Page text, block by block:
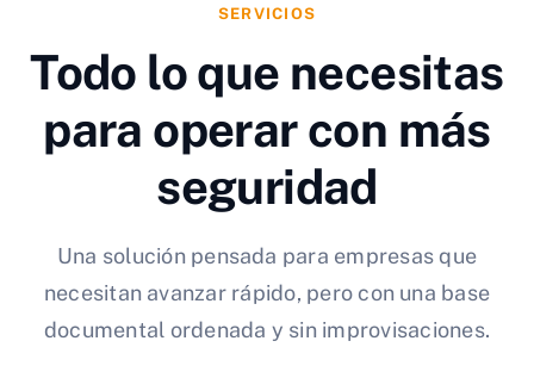
SERVICIOS
Todo lo que necesitas
para operar con más
seguridad
Una solución pensada para empresas que
necesitan avanzar rápido, pero con una base
documental ordenada y sin improvisaciones.